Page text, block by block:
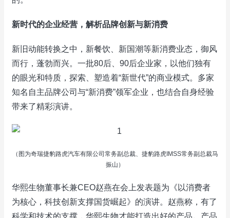
新时代的企业经营，解析品牌创新与新消费
新旧动能转换之中，新餐饮、新国潮等新消费业态，御风
而行，蓬勃而兴。一批80后、90后企业家，以他们独有
的眼光和特质，探索、塑造着“新世代”的商业模式。多家
知名自主品牌公司与“新消费”领军企业，也结合自身经验
带来了精彩演讲。
（图为奇瑞捷豹路虎汽车有限公司常务副总裁、捷豹路虎IMSS常务副总裁马
振山）
华熙生物董事长兼CEO赵燕在会上发表题为《以消费者
为核心，科技创新支撑国货崛起》的演讲。赵燕称，有了
科学和技术的支撑，华熙生物才能打造出好的产品。产品